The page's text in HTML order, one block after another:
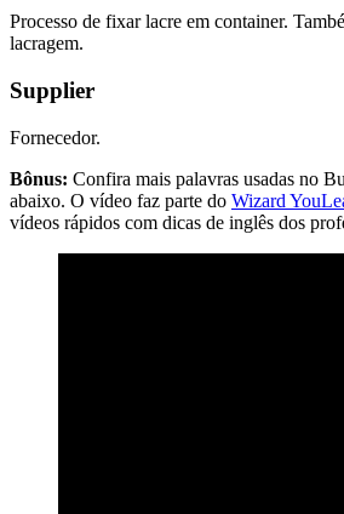
Processo de fixar lacre em container.
lacragem.
Supplier
Fornecedor.
Bônus: Confira mais palavras usadas no
abaixo. O vídeo faz parte do Wizard
vídeos rápidos com dicas de inglês dos